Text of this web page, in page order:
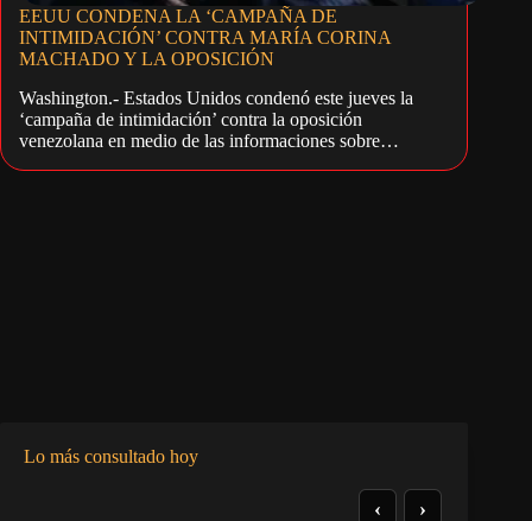
EEUU CONDENA LA ‘CAMPAÑA DE
INTIMIDACIÓN’ CONTRA MARÍA CORINA
MACHADO Y LA OPOSICIÓN
Washington.- Estados Unidos condenó este jueves la
‘campaña de intimidación’ contra la oposición
venezolana en medio de las informaciones sobre…
Lo más consultado hoy
‹ ›